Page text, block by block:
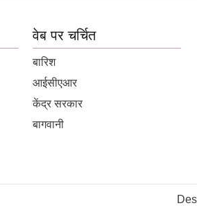
वेब पर चर्चित
बारिश
आईसीएआर
केंद्र सरकार
बागवानी